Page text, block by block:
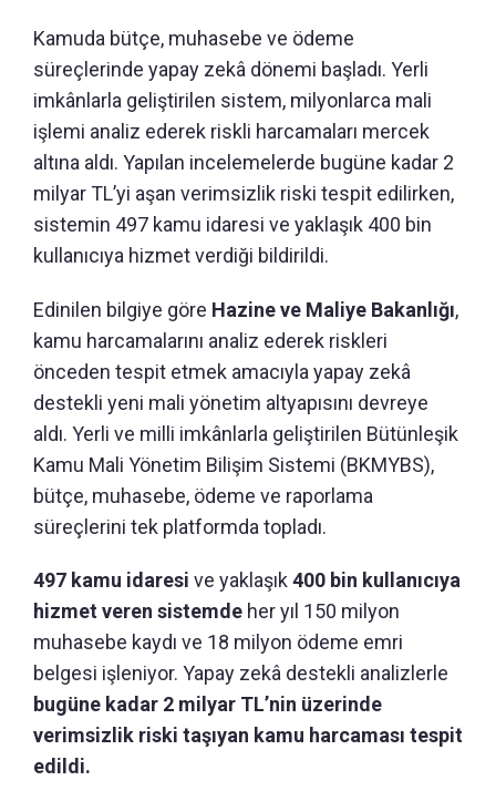
Kamuda bütçe, muhasebe ve ödeme
süreçlerinde yapay zekâ dönemi başladı. Yerli
imkânlarla geliştirilen sistem, milyonlarca mali
işlemi analiz ederek riskli harcamaları mercek
altına aldı. Yapılan incelemelerde bugüne kadar 2
milyar TL’yi aşan verimsizlik riski tespit edilirken,
sistemin 497 kamu idaresi ve yaklaşık 400 bin
kullanıcıya hizmet verdiği bildirildi.
Edinilen bilgiye göre Hazine ve Maliye Bakanlığı,
kamu harcamalarını analiz ederek riskleri
önceden tespit etmek amacıyla yapay zekâ
destekli yeni mali yönetim altyapısını devreye
aldı. Yerli ve milli imkânlarla geliştirilen Bütünleşik
Kamu Mali Yönetim Bilişim Sistemi (BKMYBS),
bütçe, muhasebe, ödeme ve raporlama
süreçlerini tek platformda topladı.
497 kamu idaresi ve yaklaşık 400 bin kullanıcıya
hizmet veren sistemde her yıl 150 milyon
muhasebe kaydı ve 18 milyon ödeme emri
belgesi işleniyor. Yapay zekâ destekli analizlerle
bugüne kadar 2 milyar TL’nin üzerinde
verimsizlik riski taşıyan kamu harcaması tespit
edildi.